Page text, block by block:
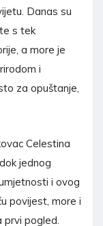
Danas su
s tek
a more je
i
za opuštanje,
Celestina
jednog
i ovog
povijest, more i
prvi pogled.